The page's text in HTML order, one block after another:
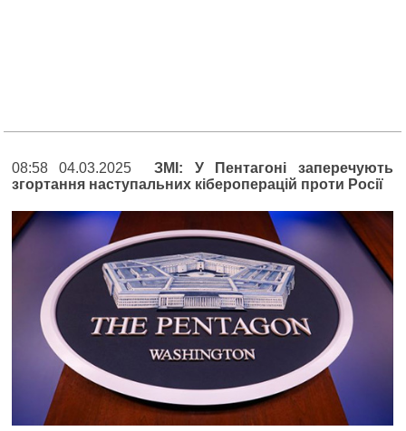
08:58 04.03.2025ЗМІ: У Пентагоні заперечують
згортання наступальних кібероперацій проти Росії